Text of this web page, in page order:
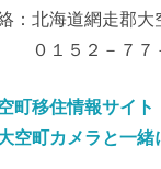
：北海道網走郡
１５２－７７－
町移住情報サイ
大空町カメラと一